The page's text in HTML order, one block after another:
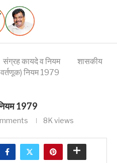
संग्रह कायदे व नियम
शासकीय
वर्तणूक) नियम 1979
नियम 1979
8K views